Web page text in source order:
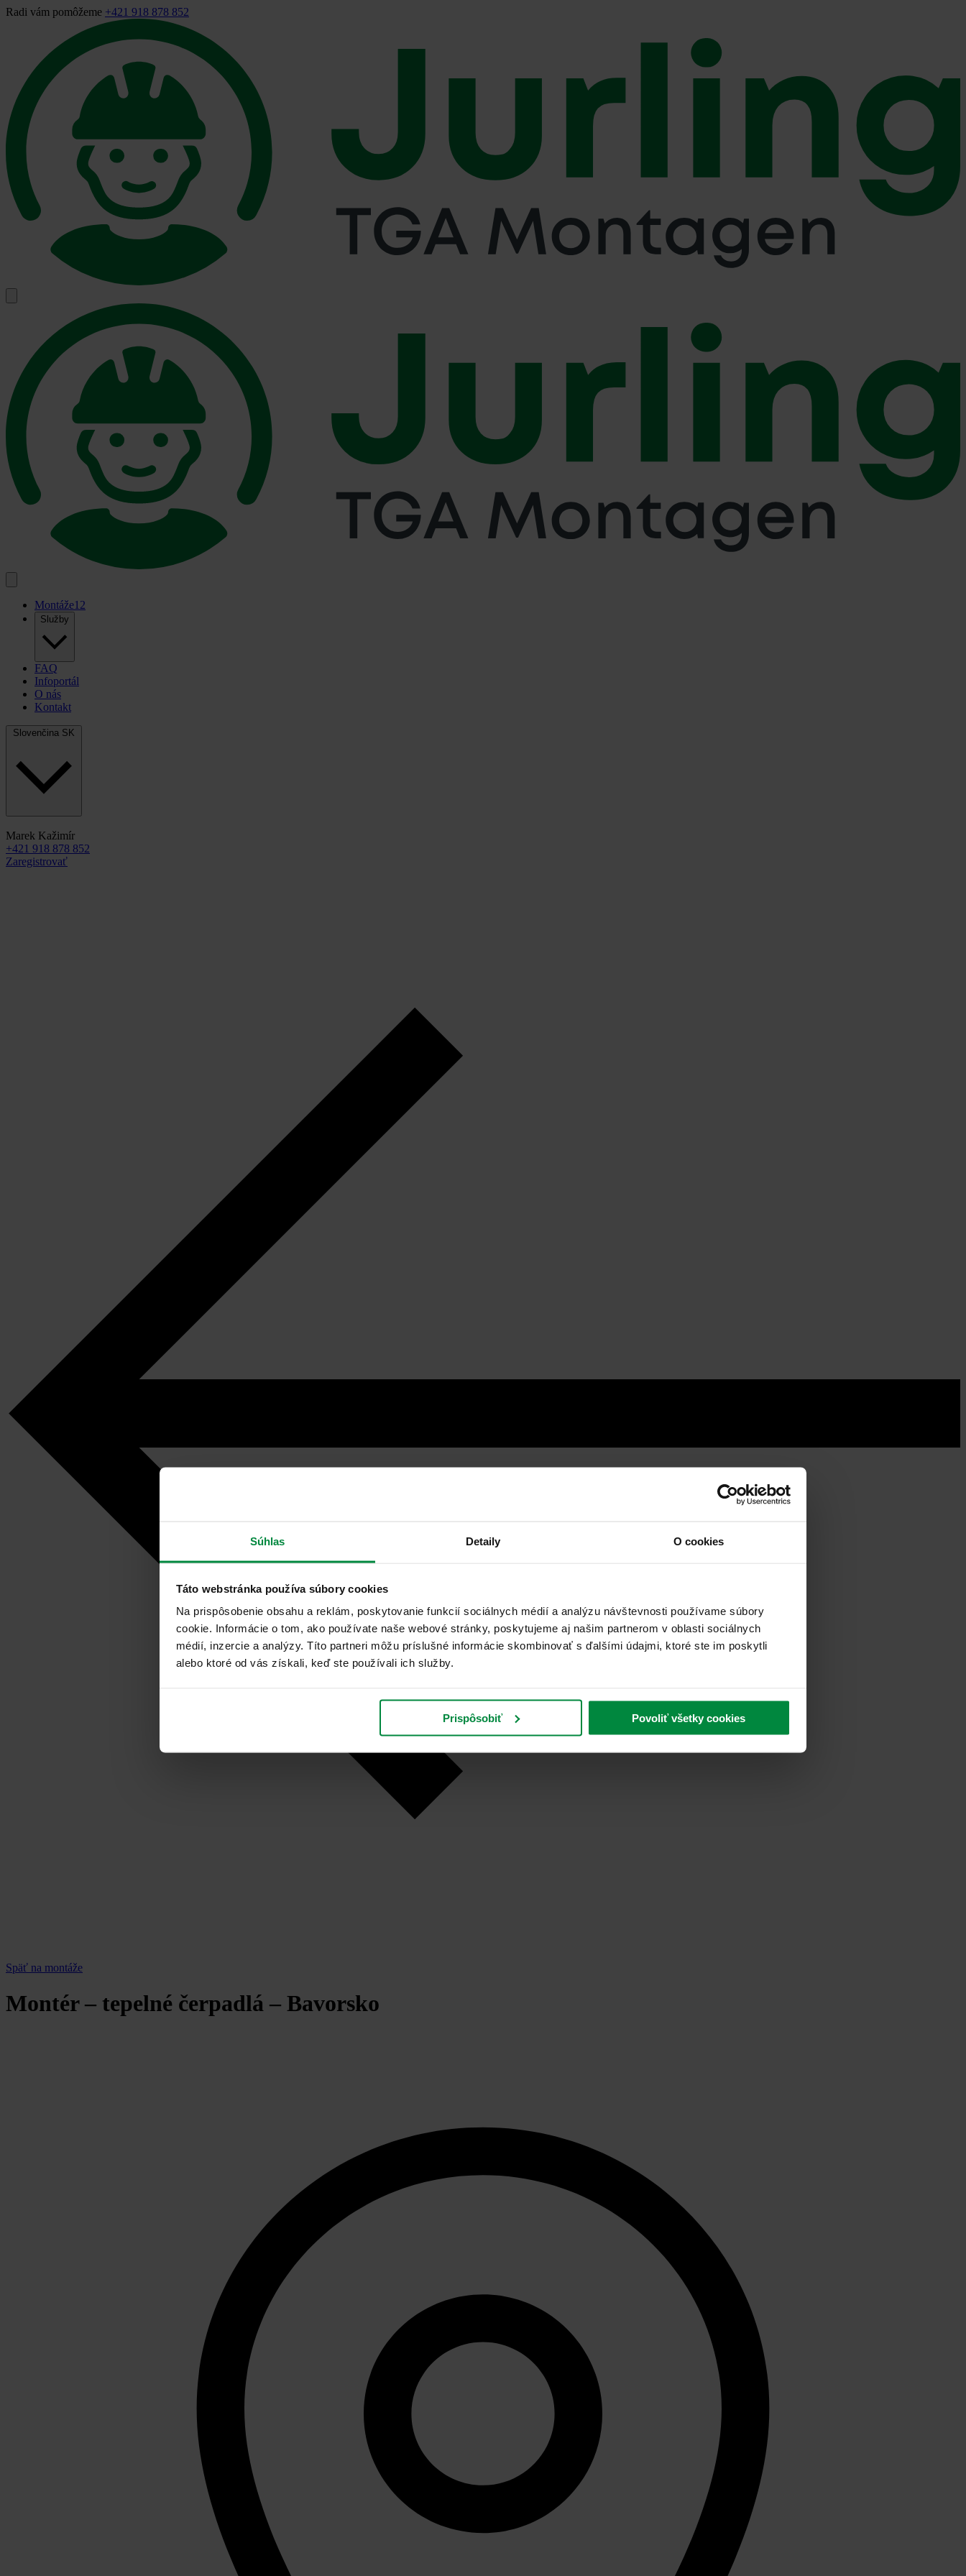
Súhlas Detaily O cookies
Táto webstránka používa súbory cookies
Na prispôsobenie obsahu a reklám, poskytovanie funkcií sociálnych médií a analýzu návštevnosti používame súbory
cookie. Informácie o tom, ako používate naše webové stránky, poskytujeme aj našim partnerom v oblasti sociálnych
médií, inzercie a analýzy. Títo partneri môžu príslušné informácie skombinovať s ďalšími údajmi, ktoré ste im poskytli
alebo ktoré od vás získali, keď ste používali ich služby.
Prispôsobiť Povoliť všetky cookies
Radi vám pomôžeme +421 918 878 852
Montáže12
Služby
FAQ
Infoportál
O nás
Kontakt
Slovenčina SK
Marek Kažimír
+421 918 878 852
Zaregistrovať
Späť na montáže
Montér – tepelné čerpadlá – Bavorsko